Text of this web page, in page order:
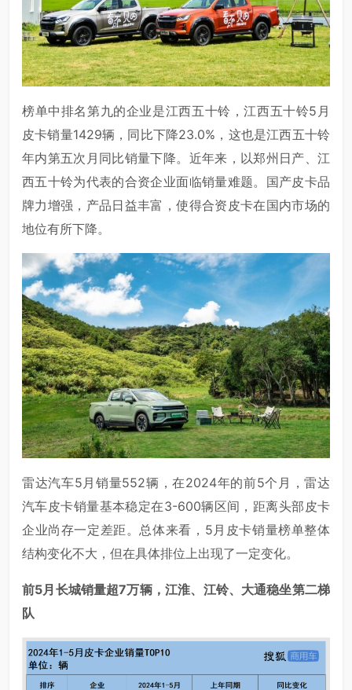
榜单中排名第九的企业是江西五十铃，江西五十铃5月
皮卡销量1429辆，同比下降23.0%，这也是江西五十铃
年内第五次月同比销量下降。近年来，以郑州日产、江
西五十铃为代表的合资企业面临销量难题。国产皮卡品
牌力增强，产品日益丰富，使得合资皮卡在国内市场的
地位有所下降。
雷达汽车5月销量552辆，在2024年的前5个月，雷达
汽车皮卡销量基本稳定在3-600辆区间，距离头部皮卡
企业尚存一定差距。总体来看，5月皮卡销量榜单整体
结构变化不大，但在具体排位上出现了一定变化。
前5月长城销量超7万辆，江淮、江铃、大通稳坐第二梯
队